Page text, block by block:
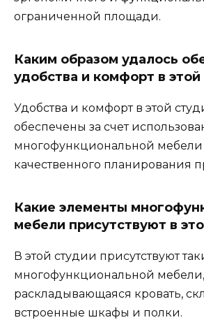
ограниченной площади.
Каким образом удалось
удобства и комфорт в этой
Удобства и комфорт в этой
обеспечены за счет
многофункциональной мебели
качественного планирования
Какие элементы
мебели присутствуют в
В этой студии присутствуют
многофункциональной
раскладывающаяся кровать,
встроенные шкафы и полки.